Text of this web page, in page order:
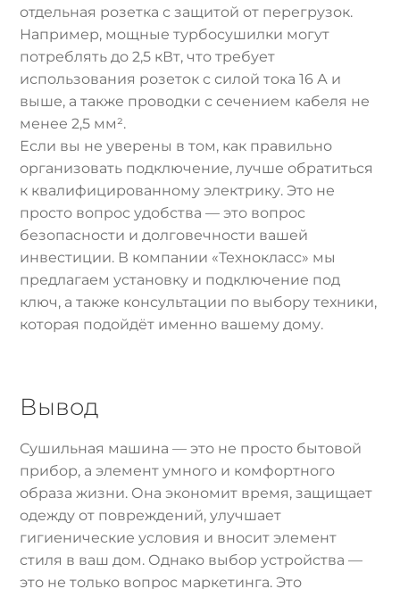
отдельная розетка с защитой от перегрузок.
Например, мощные турбосушилки могут
потреблять до 2,5 кВт, что требует
использования розеток с силой тока 16 А и
выше, а также проводки с сечением кабеля не
менее 2,5 мм².
Если вы не уверены в том, как правильно
организовать подключение, лучше обратиться
к квалифицированному электрику. Это не
просто вопрос удобства — это вопрос
безопасности и долговечности вашей
инвестиции. В компании «Технокласс» мы
предлагаем установку и подключение под
ключ, а также консультации по выбору техники,
которая подойдёт именно вашему дому.
Вывод
Сушильная машина — это не просто бытовой
прибор, а элемент умного и комфортного
образа жизни. Она экономит время, защищает
одежду от повреждений, улучшает
гигиенические условия и вносит элемент
стиля в ваш дом. Однако выбор устройства —
это не только вопрос маркетинга. Это